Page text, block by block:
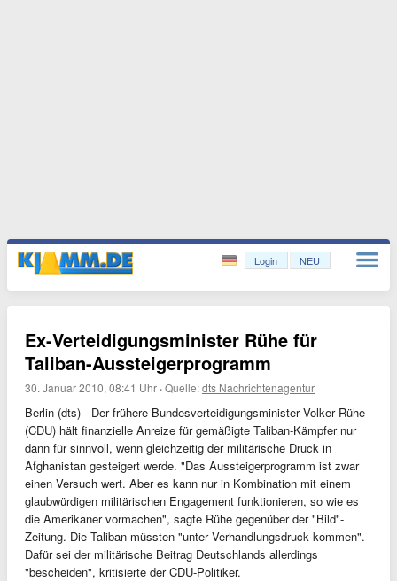
Login NEU
Ex-Verteidigungsminister Rühe für
Taliban-Aussteigerprogramm
30. Januar 2010, 08:41 Uhr ·Quelle:dts Nachrichtenagentur
Berlin (dts) - Der frühere Bundesverteidigungsminister Volker Rühe
(CDU) hält finanzielle Anreize für gemäßigte Taliban-Kämpfer nur
dann für sinnvoll, wenn gleichzeitig der militärische Druck in
Afghanistan gesteigert werde. "Das Aussteigerprogramm ist zwar
einen Versuch wert. Aber es kann nur in Kombination mit einem
glaubwürdigen militärischen Engagement funktionieren, so wie es
die Amerikaner vormachen", sagte Rühe gegenüber der "Bild"-
Zeitung. Die Taliban müssten "unter Verhandlungsdruck kommen".
Dafür sei der militärische Beitrag Deutschlands allerdings
"bescheiden", kritisierte der CDU-Politiker.